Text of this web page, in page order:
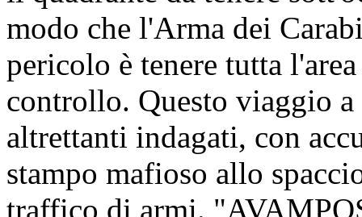
modo che l'Arma dei
pericolo è tenere tutta
controllo. Questo viaggio
altrettanti indagati, con
stampo mafioso allo
traffico di armi.